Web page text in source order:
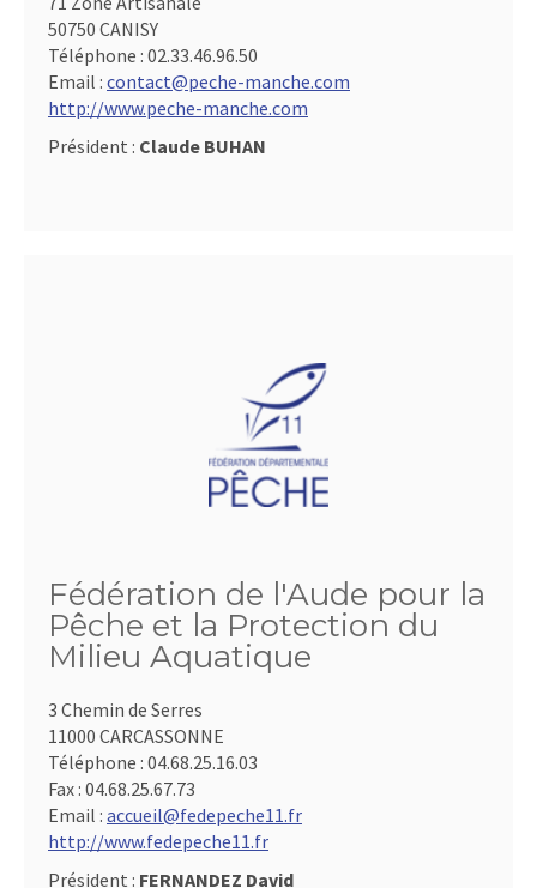
50750 CANISY
Téléphone : 02.33.46.96.50
Email : contact@peche-manche.com
http://www.peche-manche.com
Président : Claude BUHAN
Fédération de l'Aude pour la
Pêche et la Protection du
Milieu Aquatique
3 Chemin de Serres
11000 CARCASSONNE
Téléphone : 04.68.25.16.03
Fax : 04.68.25.67.73
Email : accueil@fedepeche11.fr
http://www.fedepeche11.fr
Président : FERNANDEZ David